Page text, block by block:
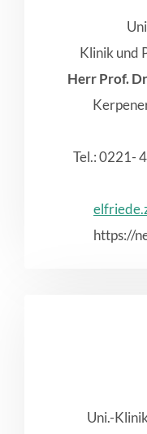
Klinik und
Herr Prof.
Tel.: 0221-
https://
Uni.-